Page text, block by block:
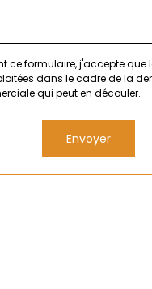
ce formulaire, j'accepte que
dans le cadre de la
qui peut en découler.